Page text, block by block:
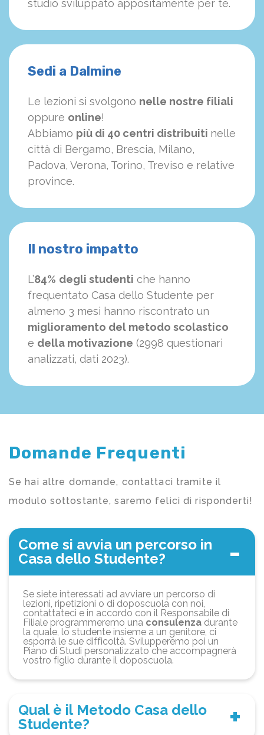
studio sviluppato appositamente per te.
Sedi a Dalmine
Le lezioni si svolgono nelle nostre filiali
oppure online!
Abbiamo più di 40 centri distribuiti nelle
città di Bergamo, Brescia, Milano,
Padova, Verona, Torino, Treviso e relative
province.
Il nostro impatto
L’84% degli studenti che hanno
frequentato Casa dello Studente per
almeno 3 mesi hanno riscontrato un
miglioramento del metodo scolastico
e della motivazione (2998 questionari
analizzati, dati 2023).
Domande Frequenti
Se hai altre domande, contattaci tramite il
modulo sottostante, saremo felici di risponderti!
Come si avvia un percorso in
Casa dello Studente?
Se siete interessati ad avviare un percorso di
lezioni, ripetizioni o di doposcuola con noi,
contattateci e in accordo con il Responsabile di
Filiale programmeremo una consulenza durante
la quale, lo studente insieme a un genitore, ci
esporrà le sue difficoltà. Svilupperemo poi un
Piano di Studi personalizzato che accompagnerà
vostro figlio durante il doposcuola.
Qual è il Metodo Casa dello
Studente?